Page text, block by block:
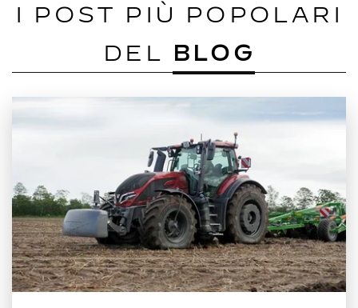
I POST PIÙ POPOLARI
DEL BLOG